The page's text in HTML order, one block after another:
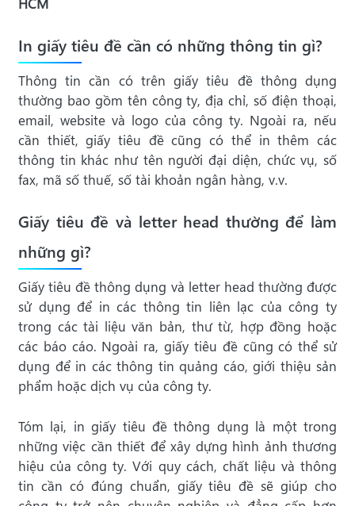
In giấy tiêu đề cần có những thông tin gì?
Thông tin cần có trên giấy tiêu đề thông dụng
thường bao gồm tên công ty, địa chỉ, số điện thoại,
email, website và logo của công ty. Ngoài ra, nếu
cần thiết, giấy tiêu đề cũng có thể in thêm các
thông tin khác như tên người đại diện, chức vụ, số
fax, mã số thuế, số tài khoản ngân hàng, v.v.
Giấy tiêu đề và letter head thường để làm
những gì?
Giấy tiêu đề thông dụng và letter head thường được
sử dụng để in các thông tin liên lạc của công ty
trong các tài liệu văn bản, thư từ, hợp đồng hoặc
các báo cáo. Ngoài ra, giấy tiêu đề cũng có thể sử
dụng để in các thông tin quảng cáo, giới thiệu sản
phẩm hoặc dịch vụ của công ty.
Tóm lại, in giấy tiêu đề thông dụng là một trong
những việc cần thiết để xây dựng hình ảnh thương
hiệu của công ty. Với quy cách, chất liệu và thông
tin cần có đúng chuẩn, giấy tiêu đề sẽ giúp cho